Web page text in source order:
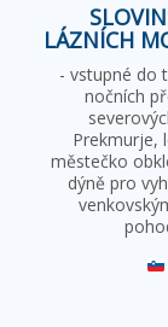
LÁZNÍCH
- vstupné do
nočních
Prekmurje,
městečko
dýně pro